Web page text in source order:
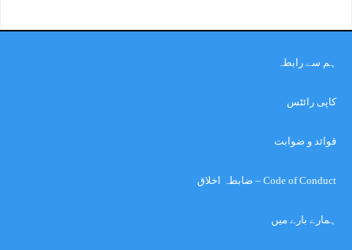
ہم سے رابطہ
کاپی رائٹس
قوائد و ضوابت
Code of Conduct – ضابطہ اخلاق
ہمارے بارے میں